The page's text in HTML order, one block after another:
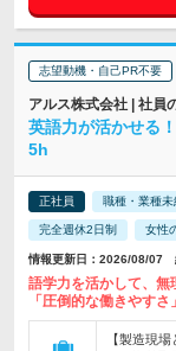
志望動機・自己PR不要
アルス株式会社 | 社員
英語力が活かせる
5h
正社員 職種・業種未
完全週休2日制 女性
情報更新日：2026/08/07
語学力を活かして、無
「圧倒的な働きやすさ
【製造現